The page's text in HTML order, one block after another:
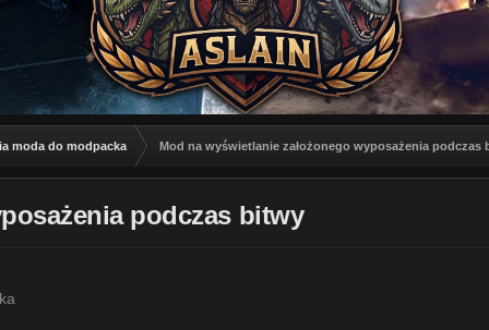
moda do modpacka Mod na wyświetlanie założonego wyposażenia podczas
podczas bitwy